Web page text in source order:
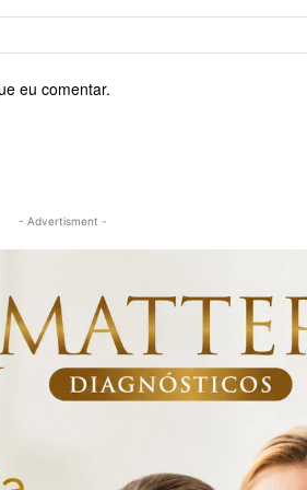
eu comentar.
- Advertisment -